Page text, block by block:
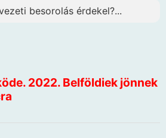
besorolás érdekel?...